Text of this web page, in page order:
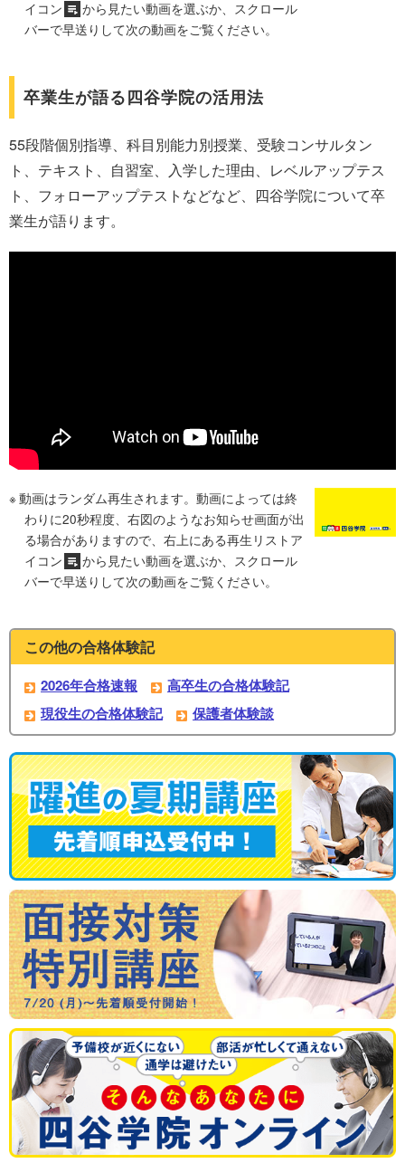
イコン
から見たい動画を選ぶか、スクロール
バーで早送りして次の動画をご覧ください。
卒業生が語る四谷学院の活用法
55段階個別指導、科目別能力別授業、受験コンサルタン
ト、テキスト、自習室、入学した理由、レベルアップテス
ト、フォローアップテストなどなど、四谷学院について卒
業生が語ります。
動画はランダム再生されます。動画によっては終
わりに20秒程度、右図のようなお知らせ画面が出
る場合がありますので、右上にある再生リストア
イコン
から見たい動画を選ぶか、スクロール
バーで早送りして次の動画をご覧ください。
この他の合格体験記
2026年合格速報
高卒生の合格体験記
現役生の合格体験記
保護者体験談